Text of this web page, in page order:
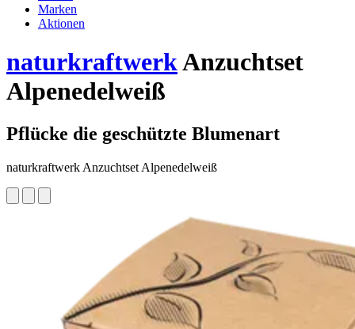
Marken
Aktionen
naturkraftwerkAnzuchtset
Alpenedelweiß
Pflücke die geschützte Blumenart
naturkraftwerk Anzuchtset Alpenedelweiß